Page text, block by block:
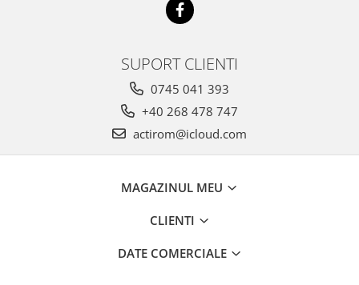
SUPORT CLIENTI
0745 041 393
+40 268 478 747
actirom@icloud.com
MAGAZINUL MEU
CLIENTI
DATE COMERCIALE